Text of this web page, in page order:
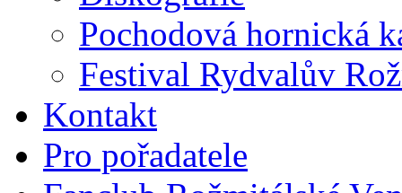
Pochodová hornická
Festival Rydvalův
Kontakt
Pro pořadatele